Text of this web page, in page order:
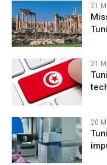
21
21
20